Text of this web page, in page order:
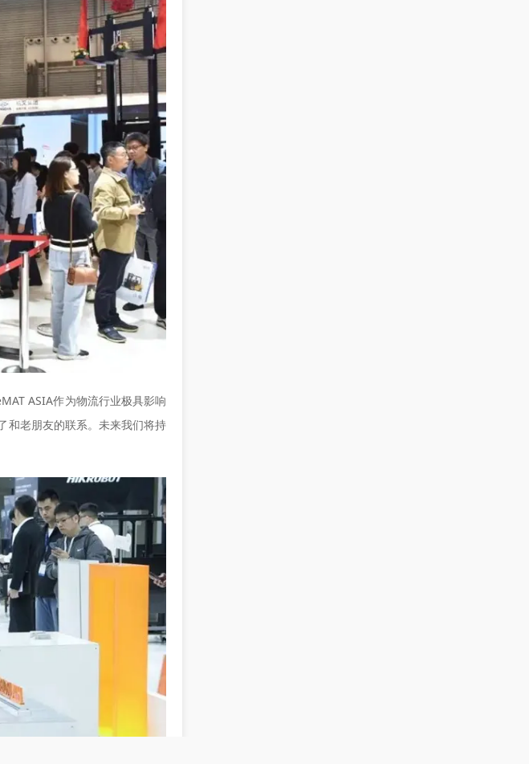
ASIA作为物流行业极具影响
和老朋友的联系。未来我们将持